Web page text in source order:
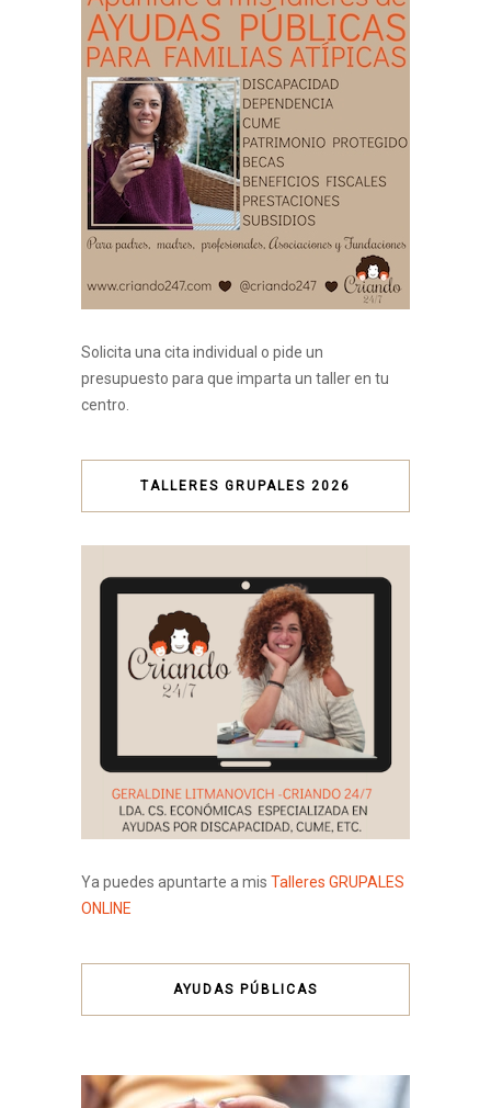
Solicita una cita individual o pide un
presupuesto para que imparta un taller en tu
centro.
TALLERES GRUPALES 2026
Ya puedes apuntarte a mis Talleres GRUPALES
ONLINE
AYUDAS PÚBLICAS